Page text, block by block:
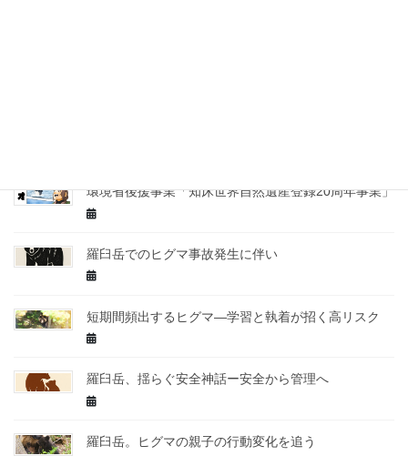
環境省後援事業「知床世界自然遺産登録20周年事業」
羅臼岳でのヒグマ事故発生に伴い
短期間頻出するヒグマ—学習と執着が招く高リスク
羅臼岳、揺らぐ安全神話ー安全から管理へ
羅臼岳。ヒグマの親子の行動変化を追う